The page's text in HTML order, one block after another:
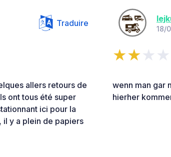
Traduire
allers retours de
ont tous été super
ici pour la
il y a plein de papiers
18/
wenn man gar
hierher